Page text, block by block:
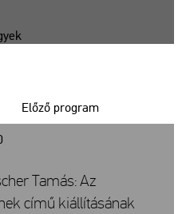
Előző program
Tamás: Az
című kiállításának